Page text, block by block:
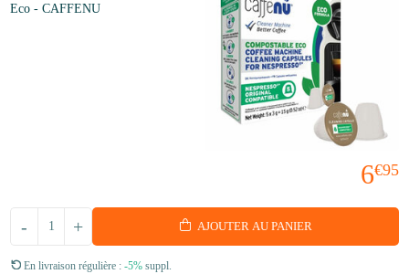
Eco - CAFFENU
6€95
+
- AJOUTER AU PANIER
En livraison régulière : -5% suppl.